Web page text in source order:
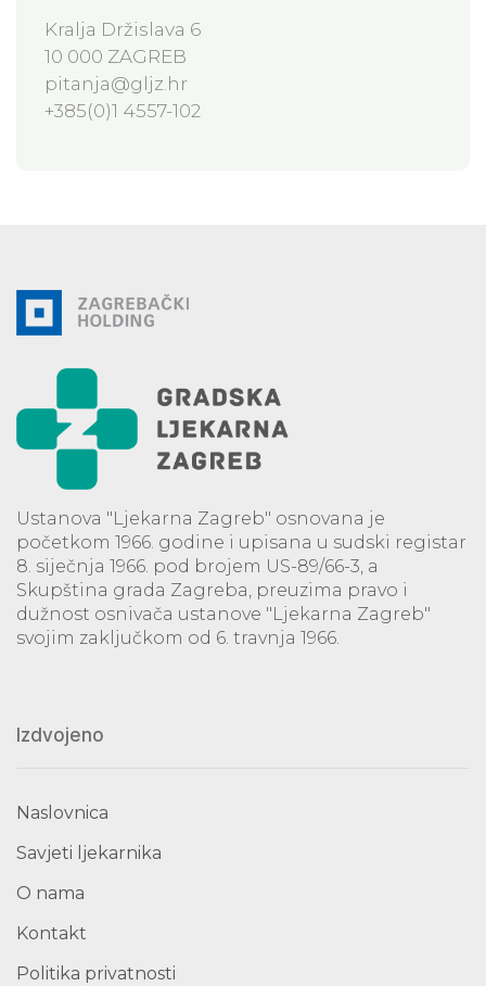
Kralja Držislava 6
10 000 ZAGREB
pitanja@gljz.hr
+385(0)1 4557-102
Ustanova "Ljekarna Zagreb" osnovana je
početkom 1966. godine i upisana u sudski registar
8. siječnja 1966. pod brojem US-89/66-3, a
Skupština grada Zagreba, preuzima pravo i
dužnost osnivača ustanove "Ljekarna Zagreb"
svojim zaključkom od 6. travnja 1966.
Izdvojeno
Naslovnica
Savjeti ljekarnika
O nama
Kontakt
Politika privatnosti